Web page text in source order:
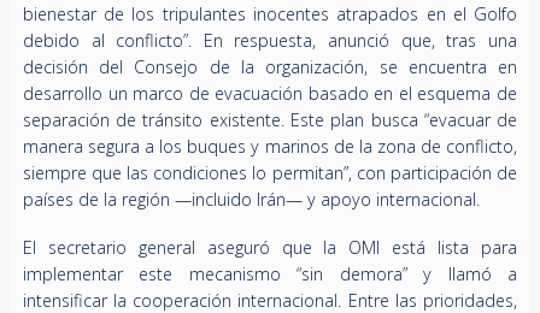
bienestar de los tripulantes inocentes atrapados en el Golfo
debido al conflicto”. En respuesta, anunció que, tras una
decisión del Consejo de la organización, se encuentra en
desarrollo un marco de evacuación basado en el esquema de
separación de tránsito existente. Este plan busca “evacuar de
manera segura a los buques y marinos de la zona de conflicto,
siempre que las condiciones lo permitan”, con participación de
países de la región —incluido Irán— y apoyo internacional.
El secretario general aseguró que la OMI está lista para
implementar este mecanismo “sin demora” y llamó a
intensificar la cooperación internacional. Entre las prioridades,